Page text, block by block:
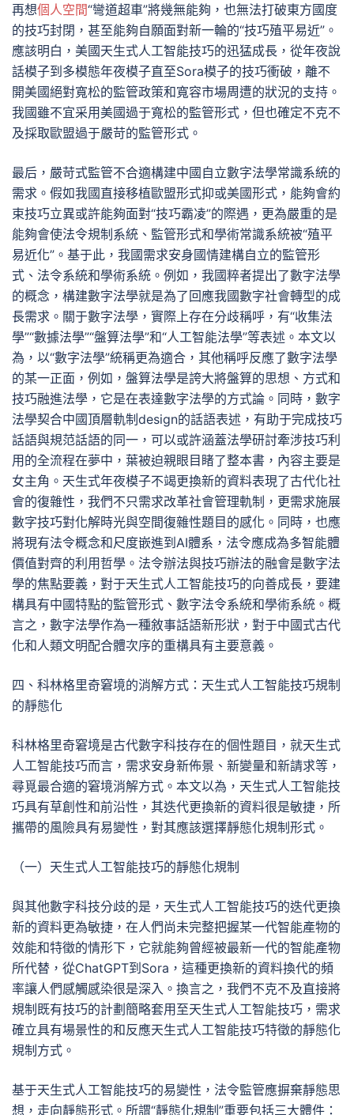
再想個人空間“彎道超車”將幾無能夠，也無法打破東方國度
的技巧封閉，甚至能夠自願面對新一輪的“技巧殖平易近”。
應該明白，美國天生式人工智能技巧的迅猛成長，從年夜說
話模子到多模態年夜模子直至Sora模子的技巧衝破，離不
開美國絕對寬松的監管政策和寬容市場周遭的狀況的支持。
我國雖不宜采用美國過于寬松的監管形式，但也確定不克不
及採取歐盟過于嚴苛的監管形式。
最后，嚴苛式監管不合適構建中國自立數字法學常識系統的
需求。假如我國直接移植歐盟形式抑或美國形式，能夠會約
束技巧立異或許能夠面對“技巧霸凌”的際遇，更為嚴重的是
能夠會使法令規制系統、監管形式和學術常識系統被“殖平
易近化”。基于此，我國需求安身國情建構自立的監管形
式、法令系統和學術系統。例如，我國粹者提出了數字法學
的概念，構建數字法學就是為了回應我國數字社會轉型的成
長需求。關于數字法學，實際上存在分歧稱呼，有“收集法
學”“數據法學”“盤算法學”和“人工智能法學”等表述。本文以
為，以“數字法學”統稱更為適合，其他稱呼反應了數字法學
的某一正面，例如，盤算法學是誇大將盤算的思想、方式和
技巧融進法學，它是在表達數字法學的方式論。同時，數字
法學契合中國頂層軌制design的話語表述，有助于完成技巧
話語與規范話語的同一，可以或許涵蓋法學研討牽涉技巧利
用的全流程在夢中，葉被迫親眼目睹了整本書，內容主要是
女主角。天生式年夜模子不竭更換新的資料表現了古代化社
會的復雜性，我們不只需求改革社會管理軌制，更需求施展
數字技巧對化解時光與空間復雜性題目的感化。同時，也應
將現有法令概念和尺度嵌進到AI體系，法令應成為多智能體
價值對齊的利用哲學。法令辦法與技巧辦法的融會是數字法
學的焦點要義，對于天生式人工智能技巧的向善成長，要建
構具有中國特點的監管形式、數字法令系統和學術系統。概
言之，數字法學作為一種敘事話語新形狀，對于中國式古代
化和人類文明配合體次序的重構具有主要意義。
四、科林格里奇窘境的消解方式：天生式人工智能技巧規制
的靜態化
科林格里奇窘境是古代數字科技存在的個性題目，就天生式
人工智能技巧而言，需求安身新佈景、新變量和新請求等，
尋覓最合適的窘境消解方式。本文以為，天生式人工智能技
巧具有草創性和前沿性，其迭代更換新的資料很是敏捷，所
攜帶的風險具有易變性，對其應該選擇靜態化規制形式。
（一）天生式人工智能技巧的靜態化規制
與其他數字科技分歧的是，天生式人工智能技巧的迭代更換
新的資料更為敏捷，在人們尚未完整把握某一代智能產物的
效能和特徵的情形下，它就能夠曾經被最新一代的智能產物
所代替，從ChatGPT到Sora，這種更換新的資料換代的頻
率讓人們感觸感染很是深入。換言之，我們不克不及直接將
規制既有技巧的計劃簡略套用至天生式人工智能技巧，需求
確立具有場景性的和反應天生式人工智能技巧特徵的靜態化
規制方式。
基于天生式人工智能技巧的易變性，法令監管應摒棄靜態思
想，走向靜態形式。所謂“靜態化規制”重要包括三大體件：